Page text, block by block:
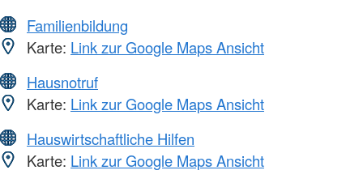
Familienbildung
Karte: Link zur Google Maps Ansicht
Hausnotruf
Karte: Link zur Google Maps Ansicht
Hauswirtschaftliche Hilfen
Karte: Link zur Google Maps Ansicht